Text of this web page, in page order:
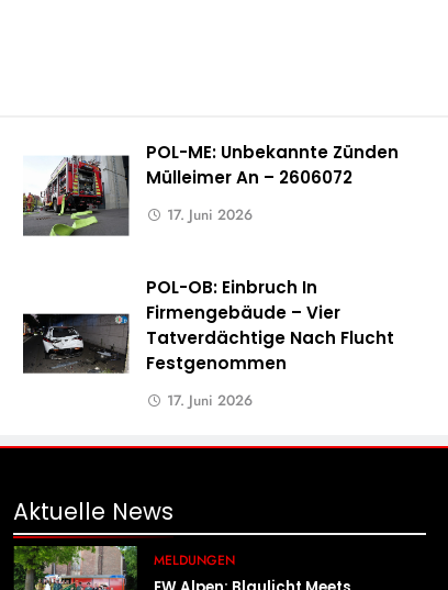
POL-ME: Unbekannte Zünden
Mülleimer An – 2606072
17. Juni 2026
POL-OB: Einbruch In
Firmengebäude – Vier
Tatverdächtige Nach Flucht
Festgenommen
17. Juni 2026
Aktuelle News
MELDUNGEN